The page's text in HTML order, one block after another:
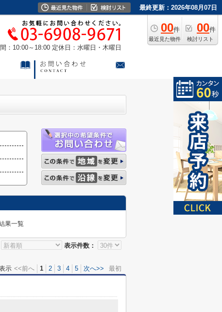
最終更新：2026年08月07日
00件
最近見た物件
00件
検討リスト
：10:00～18:00 定休日：水曜日・木曜日
果一覧
表示件数：
示 <<前へ 1 2 3 4 5 次へ>> 最初